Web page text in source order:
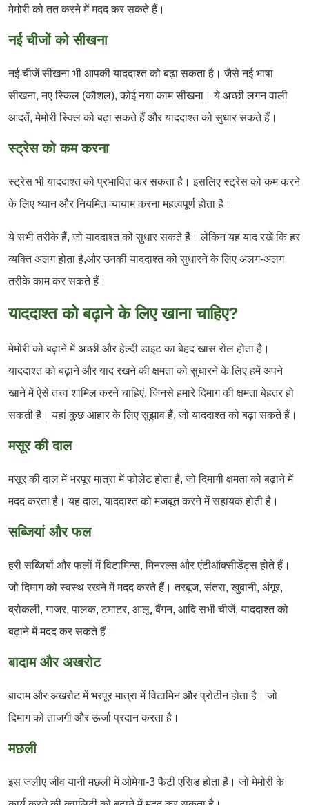
मेमोरी को तत करने में मदद कर सकते हैं।
नई चीजों को सीखना
नई चीजें सीखना भी आपकी याददाश्त को बढ़ा सकता है। जैसे नई भाषा
सीखना, नए स्किल (कौशल), कोई नया काम सीखना। ये अच्छी लगन वाली
आदतें, मेमोरी स्क्लि को बढ़ा सकते हैं और याददाश्त को सुधार सकते हैं।
स्ट्रेस को कम करना
स्ट्रेस भी याददाश्त को प्रभावित कर सकता है। इसलिए स्ट्रेस को कम करने
के लिए ध्यान और नियमित व्यायाम करना महत्वपूर्ण होता है।
ये सभी तरीके हैं, जो याददाश्त को सुधार सकते हैं। लेकिन यह याद रखें कि हर
व्यक्ति अलग होता है,और उनकी याददाश्त को सुधारने के लिए अलग-अलग
तरीके काम कर सकते हैं।
याददाश्त को बढ़ाने के लिए खाना चाहिए?
मेमोरी को बढ़ाने में अच्छी और हेल्दी डाइट का बेहद खास रोल होता है।
याददाश्त को बढ़ाने और याद रखने की क्षमता को सुधारने के लिए हमें अपने
खाने में ऐसे तत्त्व शामिल करने चाहिएं, जिनसे हमारे दिमाग की क्षमता बेहतर हो
सकती है। यहां कुछ आहार के लिए सुझाव हैं, जो याददाश्त को बढ़ा सकते हैं।
मसूर की दाल
मसूर की दाल में भरपूर मात्रा में फोलेट होता है, जो दिमागी क्षमता को बढ़ाने में
मदद करता है। यह दाल, याददाश्त को मजबूत करने में सहायक होती है।
सब्जियां और फल
हरी सब्जियों और फलों में विटामिन्स, मिनरल्स और एंटीऑक्सीडेंट्स होते हैं।
जो दिमाग को स्वस्थ रखने में मदद करते हैं। तरबूज, संतरा, खुबानी, अंगूर,
ब्रोकली, गाजर, पालक, टमाटर, आलू, बैंगन, आदि सभी चीजें, याददाश्त को
बढ़ाने में मदद कर सकते हैं।
बादाम और अखरोट
बादाम और अखरोट में भरपूर मात्रा में विटामिन और प्रोटीन होता है। जो
दिमाग को ताजगी और ऊर्जा प्रदान करता है।
मछली
इस जलीए जीव यानी मछली में ओमेगा-3 फैटी एसिड होता है। जो मेमोरी के